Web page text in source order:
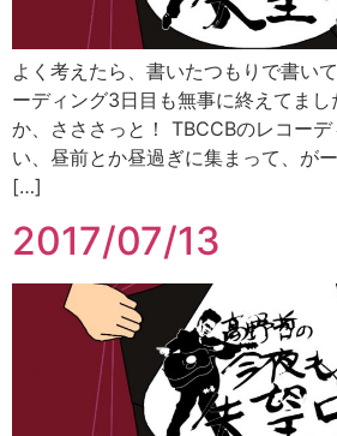
よく考えたら、書いたつもりで書い
ーディング3日目も無事に終えてまし
か、さささっと！ TBCCBのレコー
い、昼前とか昼過ぎに集まって、が
[…]
2017/07/13